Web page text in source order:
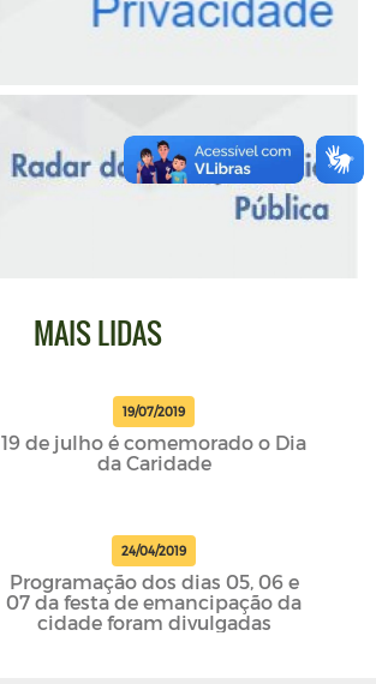
MAIS LIDAS
19/07/2019
19 de julho é comemorado o Dia
da Caridade
24/04/2019
Programação dos dias 05, 06 e
07 da festa de emancipação da
cidade foram divulgadas